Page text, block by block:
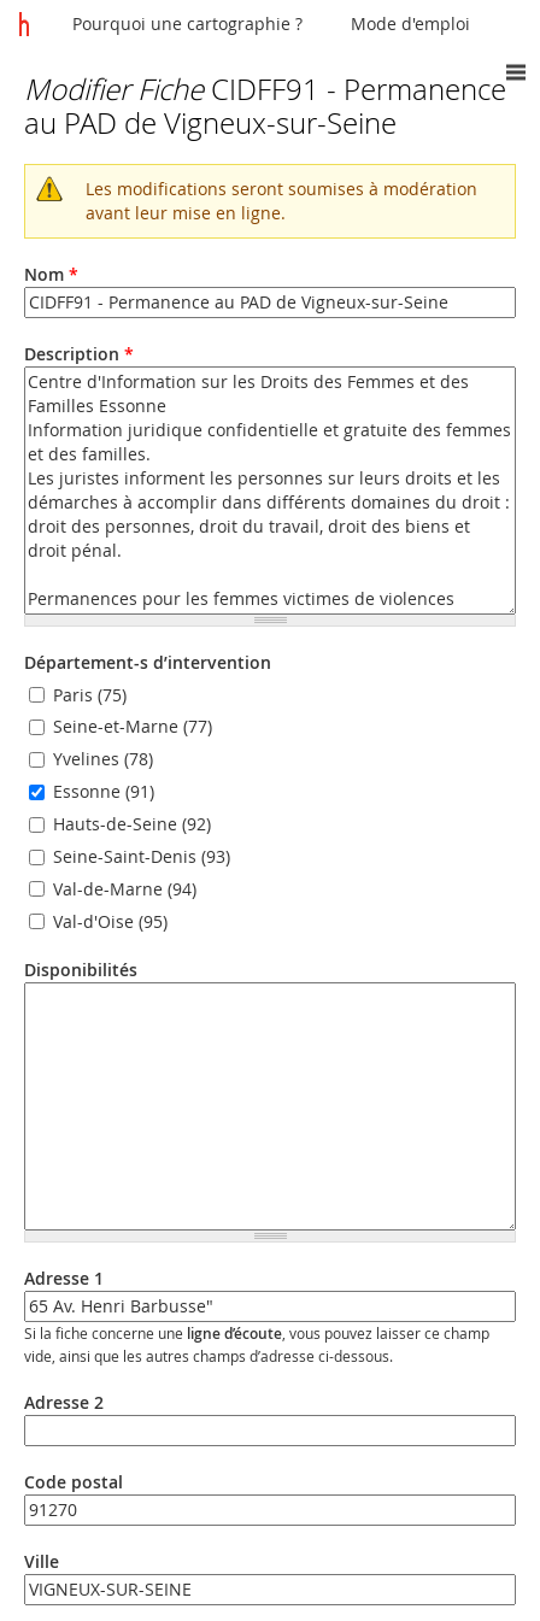
Vous
êtes
ici
Modifier FicheCIDFF91 - Permanence
au PAD de Vigneux-sur-Seine
Message
d'avertissement
Les modifications seront soumises à modération
avant leur mise en ligne.
Nom *
Description *
Département-s d’intervention
Paris (75)
Seine-et-Marne (77)
Yvelines (78)
Essonne (91)
Hauts-de-Seine (92)
Seine-Saint-Denis (93)
Val-de-Marne (94)
Val-d'Oise (95)
Disponibilités
Adresse 1
Si la fiche concerne une ligne d’écoute , vous pouvez laisser ce champ
vide, ainsi que les autres champs d’adresse ci-dessous.
Adresse 2
Code postal
Ville
Pourquoi une cartographie ? Mode d'emploi